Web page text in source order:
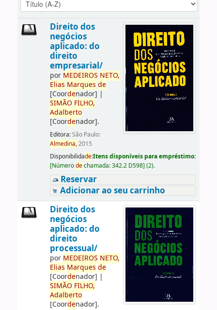
Direito dos
negócios
aplicado: do
direito
empresarial/
por MEDEIROS NETO,
Elias Marques de
[Coordenador] |
SIMÃO FILHO,
Adalberto
[Coordenador].
Editora:São Paulo:
Almedina,2015
Disponibilidade:Itens disponíveis para empréstimo:
[Númerodechamada:342.2 D598] (2).
Reservar
Adicionar ao seu carrinho
Direito dos
negócios
aplicado: do
direito
processual/
por MEDEIROS NETO,
Elias Marques de
[Coordenador] |
SIMÃO FILHO,
Adalberto
[Coordenador].